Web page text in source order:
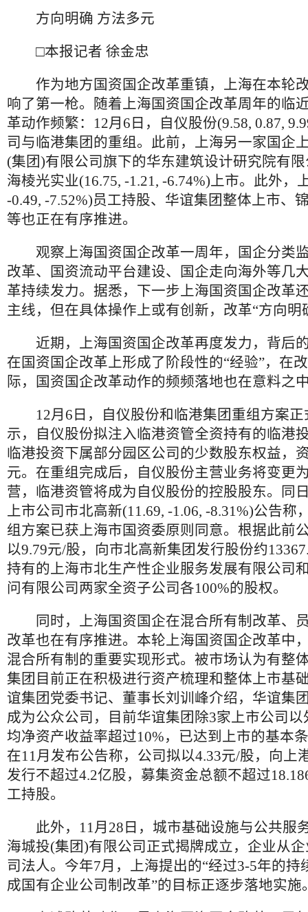
方向明确 方法多元
□本报记者 徐金忠
作为地方国资国企改革重镇，上海在本轮
响了第一枪。随着上海国资国企改革周年的临
革动作频繁：12月6日，自仪股份(9.58, 0.87,
司与临港集团的重组。此前，上海另一家国企
(集团)有限公司旗下的华东建筑设计研究院有
海棱光实业(16.75, -1.21, -6.74%)上市。此外，
-0.49, -7.52%)员工持股、华谊集团整体上市、
等也正在有序推进。
观察上海国资国企改革一周年，国企分类
改革、国资流动平台建设、国企走向海外等几
革持续发力。据悉，下一步上海国资国企改革
主线，但在具体操作上或有创新，改革“方向明
近期，上海国资国企改革再度发力，背后
在国资国企改革上形成了阶段性的“经验”，在
际，国资国企改革动作的频频落地也在意料之
12月6日，自仪股份和临港集团重组方案正
示，自仪股份拟注入临港资管全资持有的临港
临港投资下属部分园区公司的少数股东权益，
元。在重组完成后，自仪股份主营业务将变更
营，临港资管将成为自仪股份的控股股东。同
上市公司市北高新(11.69, -1.06, -8.31%)公告称
组方案已获上海市国资委原则同意。根据此前
以9.79元/股，向市北高新集团发行股份约
持有的上海市北生产性企业服务发展有限公司
问有限公司两家全资子公司各100%的股权。
同时，上海国资国企在混合所有制改革、
改革也在有序推进。本轮上海国资国企改革中
混合所有制的重要实现形式。被市场认为有整
集团目前正在积极进行资产梳理和整体上市基
谊集团党委书记、董事长刘训峰介绍，华谊集
成为公众公司，目前华谊集团除3家上市公司
均净资产收益率超过10%，已达到上市的基本
在11月发布公告称，公司拟以4.33元/股，向上
发行不超过4.2亿股，募集资金总额不超过
工持股。
此外，11月28日，城市基础设施与公共服
海城投(集团)有限公司正式揭牌成立，企业从
司法人。今年7月，上海提出的“经过3-5年的持
成国有企业公司制改革”的目标正逐步落地实施